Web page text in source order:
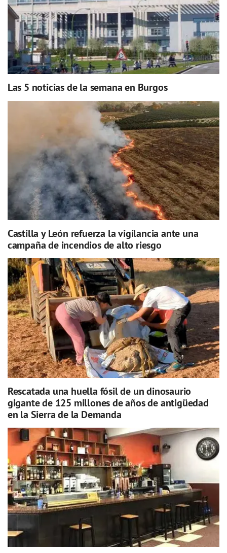
Las 5 noticias de la semana en Burgos
Castilla y León refuerza la vigilancia ante una
campaña de incendios de alto riesgo
Rescatada una huella fósil de un dinosaurio
gigante de 125 millones de años de antigüedad
en la Sierra de la Demanda